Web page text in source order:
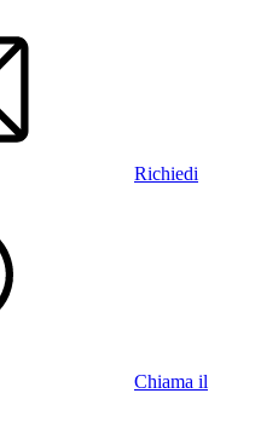
Richiedi
Chiama il